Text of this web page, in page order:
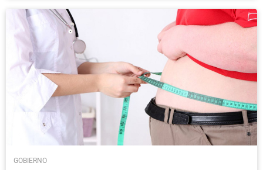
GOBIERNO